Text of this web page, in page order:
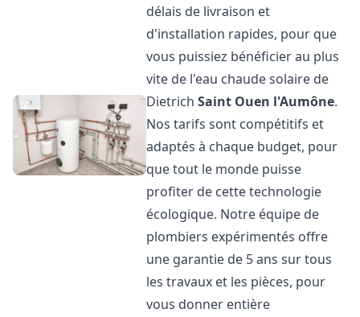
délais de livraison et
d'installation rapides, pour que
vous puissiez bénéficier au plus
vite de l'eau chaude solaire de
DietrichSaint Ouen l'Aumône.
Nos tarifs sont compétitifs et
adaptés à chaque budget, pour
que tout le monde puisse
profiter de cette technologie
écologique. Notre équipe de
plombiers expérimentés offre
une garantie de 5 ans sur tous
les travaux et les pièces, pour
vous donner entière